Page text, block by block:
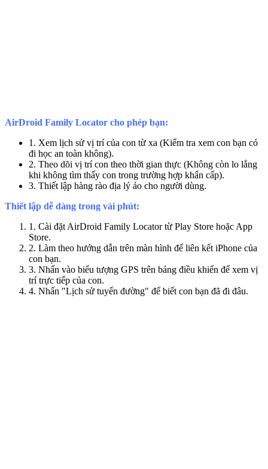
AirDroid Family Locator cho phép bạn:
1. Xem lịch sử vị trí của con từ xa (Kiểm tra xem con bạn có
đi học an toàn không).
2. Theo dõi vị trí con theo thời gian thực (Không còn lo lắng
khi không tìm thấy con trong trường hợp khẩn cấp).
3. Thiết lập hàng rào địa lý ảo cho người dùng.
Thiết lập dễ dàng trong vài phút:
1. Cài đặt AirDroid Family Locator từ Play Store hoặc App
Store.
2. Làm theo hướng dẫn trên màn hình để liên kết iPhone của
con bạn.
3. Nhấn vào biểu tượng GPS trên bảng điều khiển để xem vị
trí trực tiếp của con.
4. Nhấn "Lịch sử tuyến đường" để biết con bạn đã đi đâu.